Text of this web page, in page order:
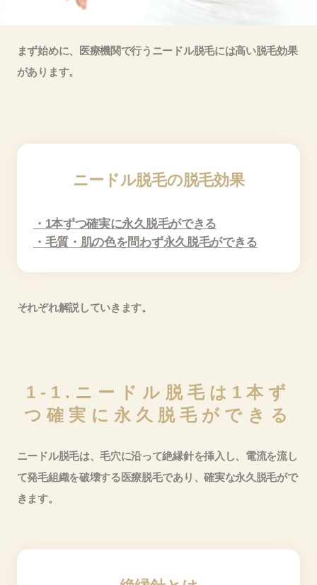
まず始めに、医療機関で行うニードル脱毛には高い脱毛効果
があります。
ニードル脱毛の脱毛効果
・1本ずつ確実に永久脱毛ができる
・毛質・肌の色を問わず永久脱毛ができる
それぞれ解説していきます。
1-1.ニードル脱毛は1本ず
つ確実に永久脱毛ができる
ニードル脱毛は、毛穴に沿って絶縁針を挿入し、電流を流し
て発毛組織を破壊する医療脱毛であり、確実な永久脱毛がで
きます。